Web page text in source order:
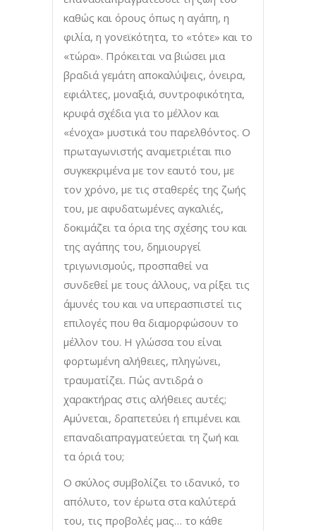
καθώς και όρους όπως η αγάπη, η
φιλία, η γονεϊκότητα, το «τότε» και το
«τώρα». Πρόκειται να βιώσει μια
βραδιά γεμάτη αποκαλύψεις, όνειρα,
εφιάλτες, μοναξιά, συντροφικότητα,
κρυφά σχέδια για το μέλλον και
«ένοχα» μυστικά του παρελθόντος. Ο
πρωταγωνιστής αναμετριέται πιο
συγκεκριμένα με τον εαυτό του, με
τον χρόνο, με τις σταθερές της ζωής
του, με αφυδατωμένες αγκαλιές,
δοκιμάζει τα όρια της σχέσης του και
της αγάπης του, δημιουργεί
τριγωνισμούς, προσπαθεί να
συνδεθεί με τους άλλους, να ρίξει τις
άμυνές του και να υπερασπιστεί τις
επιλογές που θα διαμορφώσουν το
μέλλον του. Η γλώσσα του είναι
φορτωμένη αλήθειες, πληγώνει,
τραυματίζει. Πώς αντιδρά ο
χαρακτήρας στις αλήθειες αυτές;
Αμύνεται, δραπετεύει ή επιμένει και
επαναδιαπραγματεύεται τη ζωή και
τα όριά του;
Ο σκύλος συμβολίζει το ιδανικό, το
απόλυτο, τον έρωτα στα καλύτερά
του, τις προβολές μας… το κάθε